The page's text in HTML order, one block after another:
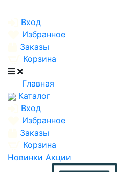
Вход
Избранное
Заказы
Корзина
Главная
Каталог
Вход
Избранное
Заказы
Корзина
Новинки Акции